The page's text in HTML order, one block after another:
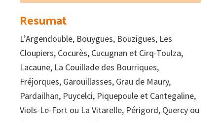
Resumat
L’Argendouble, Bouygues, Bouzigues, Les
Cloupiers, Cocurès, Cucugnan et Cirq-Toulza,
Lacaune, La Couillade des Bourriques,
Fréjorques, Garouillasses, Grau de Maury,
Pardailhan, Puycelci, Piquepoule et Cantegaline,
Viols-Le-Fort ou La Vitarelle, Périgord, Quercy ou